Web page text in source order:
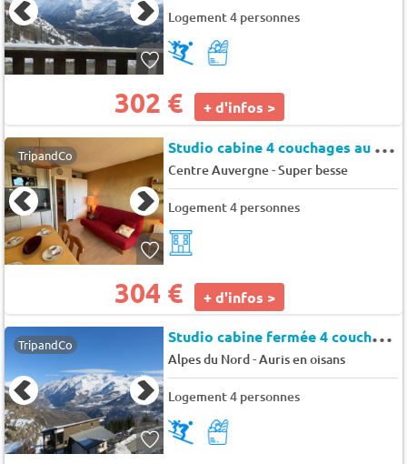
Logement 4 personnes
302 € + d'infos >
TripandCo S
tudio cabine 4 couchages au pied des pistes - Auris en Oisans - Brimbelles
Centre Auvergne-Super besse
Logement 4 personnes
304 € + d'infos >
TripandCo S
tudio cabine fermée 4 couchages au pied des pistes - Auris en Oisans - Bois gentil b
Alpes du Nord-Auris en oisans
Logement 4 personnes